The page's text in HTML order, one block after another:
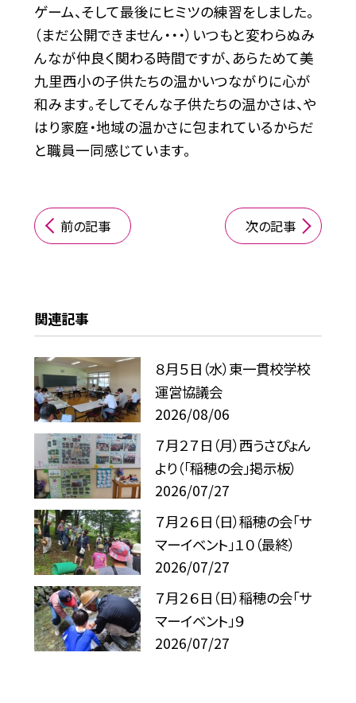
ゲーム、そして最後にヒミツの練習をしました。
（まだ公開できません・・・）いつもと変わらぬみ
んなが仲良く関わる時間ですが、あらためて美
九里西小の子供たちの温かいつながりに心が
和みます。そしてそんな子供たちの温かさは、や
はり家庭・地域の温かさに包まれているからだ
と職員一同感じています。
前の記事 次の記事
関連記事
８月５日（水）東一貫校学校
運営協議会
2026/08/06
７月２７日（月）西うさぴょん
より（「稲穂の会」掲示板）
2026/07/27
７月２６日（日）稲穂の会「サ
マーイベント」１０（最終）
2026/07/27
７月２６日（日）稲穂の会「サ
マーイベント」９
2026/07/27